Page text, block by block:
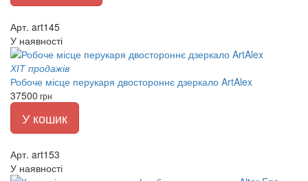
Арт. art145
У наявності
ХІТ продажів
Робоче місце перукаря двостороннє дзеркало ArtAlex
37500 грн
У кошик
Арт. art153
У наявності